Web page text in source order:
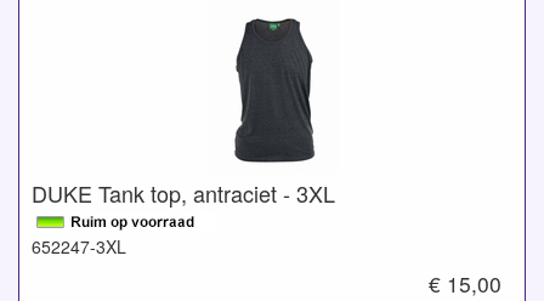
DUKE Tank top, antraciet - 3XL
652247-3XL
€ 15,00